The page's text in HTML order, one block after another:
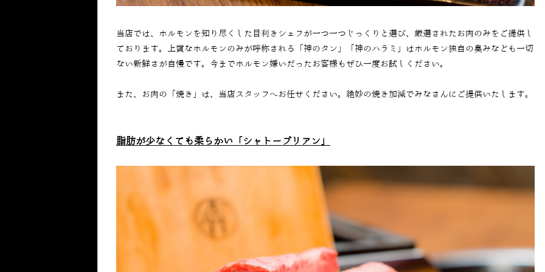
当店では、ホルモンを知り尽くした目利きシェフが一つ一つじっくりと選び、厳選されたお肉のみをご提供し
ております。上質なホルモンのみが呼称される
「神のタン」「神のハラミ」はホルモン独自の臭みなども一切
ない新鮮さが自慢です。今までホルモン嫌いだったお客様もぜひ一度お試しください。
また、お肉の「焼き」は、当店スタッフへお任せください。絶妙の焼き加減でみなさんにご提供いたします。
脂肪が少なくても柔らかい「シャトーブリアン」